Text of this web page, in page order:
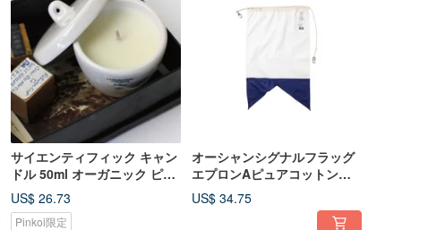
サイエンティフィック キャン
ドル 50ml オーガニック ピュ
ア ナチュラル センテッド キ
ャンドル
US$ 26.73
Pinkoi限定
オーシャンシグナルフラッグ
エプロンAピュアコットンホ
ームマリンシグナルエプロン-
タイプA
US$ 34.75